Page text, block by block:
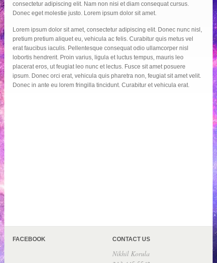
consectetur adipiscing elit. Nam non nisi et diam consequat cursus.
Donec eget molestie justo. Lorem ipsum dolor sit amet.
Lorem ipsum dolor sit amet, consectetur adipiscing elit. Donec nunc nisl,
pretium pretium aliquet eu, vehicula ac felis. Curabitur quis metus vel
erat faucibus iaculis. Pellentesque consequat odio ullamcorper nisl
lobortis hendrerit. Proin varius, ligula et luctus tempus, mauris leo
placerat eros, ut feugiat leo nunc et lectus. Fusce sit amet posuere
ipsum. Donec orci erat, vehicula quis pharetra non, feugiat sit amet velit.
Donec in ante eu lorem fringilla tincidunt. Curabitur et vehicula erat.
FACEBOOK CONTACT US
Nikhil Korula